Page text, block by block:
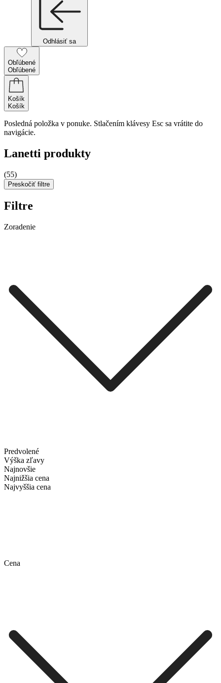
Odhlásiť sa
Obľúbené
Obľúbené
Košík
Košík
Posledná položka v ponuke. Stlačením klávesy Esc sa vrátite do
navigácie.
Lanetti produkty
(55)
Preskočiť filtre
Filtre
Zoradenie
Predvolené
Výška zľavy
Najnovšie
Najnižšia cena
Najvyššia cena
Cena